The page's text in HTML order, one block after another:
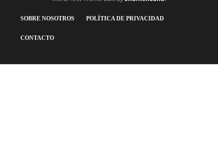
SOBRE NOSOTROS POLÍTICA DE PRIVACIDAD
CONTACTO